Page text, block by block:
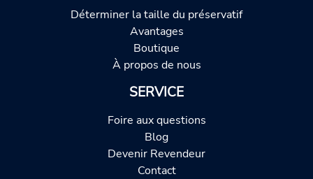
Déterminer la taille du préservatif
Avantages
Boutique
À propos de nous
SERVICE
Foire aux questions
Blog
Devenir Revendeur
Contact